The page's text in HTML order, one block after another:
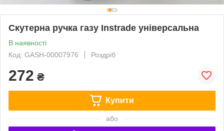
Скутерна ручка газу Instrade універсальна
В наявності
Код: GASH-00007976
Роздріб
272 ₴
Купити
або